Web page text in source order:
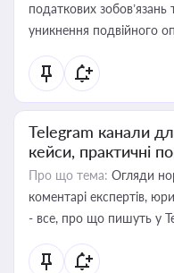
податкових
уникнення подвійного
Telegram канали
кейси, практичні
Про що тема: Огляди
коментарі експертів,
- все, про що пишуть у